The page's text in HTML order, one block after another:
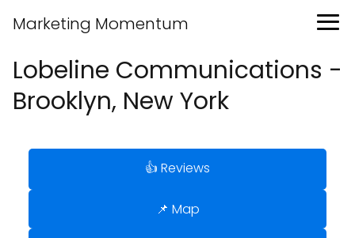
Marketing Momentum
Lobeline Communications -
Brooklyn, New York
👍 Reviews
📌 Map